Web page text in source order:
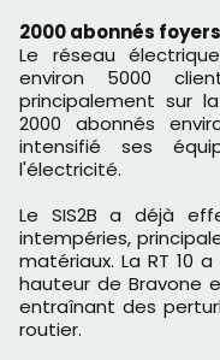
2000 abonnés
Le réseau
environ 5000
principalement sur
2000 abonnés
intensifié ses
l'électricité.
Le SIS2B a déjà
intempéries,
matériaux. La RT 10
hauteur de Bravone
entraînant des
routier.